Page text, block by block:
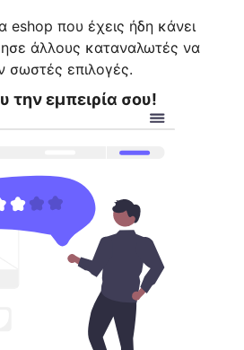
eshop που έχεις ήδη κάνει
άλλους καταναλωτές να
σωστές επιλογές.
την εμπειρία σου!